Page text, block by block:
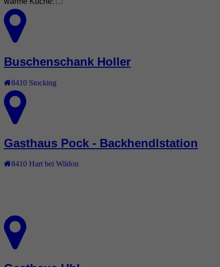
Buschenschank Holler
8410 Stocking
Gasthaus Pock - Backhendlstation
8410 Hart bei Wildon